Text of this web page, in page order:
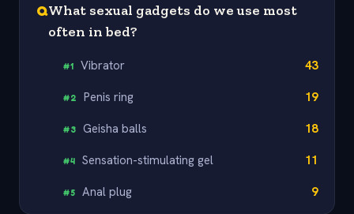
QWhat sexual gadgets do we use most
often in bed?
#1 Vibrator 43
#2 Penis ring 19
#3 Geisha balls 18
#4 Sensation-stimulating gel 11
#5 Anal plug 9